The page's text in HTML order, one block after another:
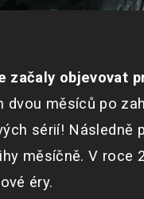
začaly objevovat
dvou měsíců po
sérií! Následně
měsíčně. V roce
éry.